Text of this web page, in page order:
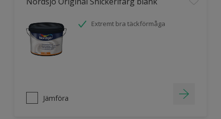
Extremt bra täckförmåga
Jämföra